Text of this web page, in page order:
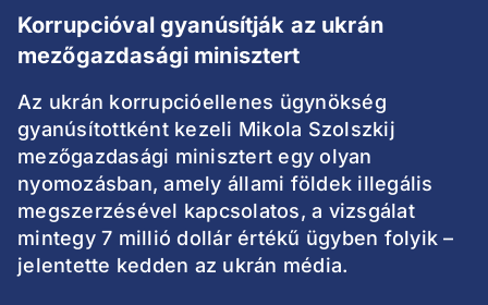
Korrupcióval gyanúsítják az ukrán
mezőgazdasági minisztert
Az ukrán korrupcióellenes ügynökség
gyanúsítottként kezeli Mikola Szolszkij
mezőgazdasági minisztert egy olyan
nyomozásban, amely állami földek illegális
megszerzésével kapcsolatos, a vizsgálat
mintegy 7 millió dollár értékű ügyben folyik –
jelentette kedden az ukrán média.